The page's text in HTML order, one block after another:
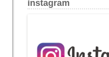
instagram